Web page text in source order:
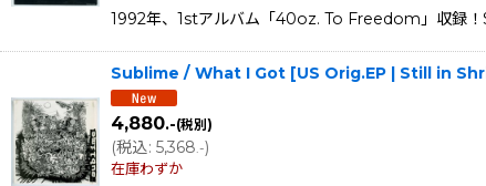
1992年、1stアルバム「40oz. To Freedom」収録！
Sublime / What I Got [US Orig.EP | Still in
4,880.-(税別)
(税込: 5,368 .-)
在庫わずか